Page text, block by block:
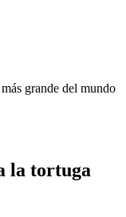
grande del mundo
la tortuga